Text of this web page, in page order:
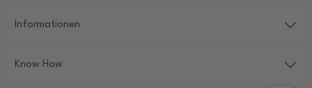
Informationen
Know How